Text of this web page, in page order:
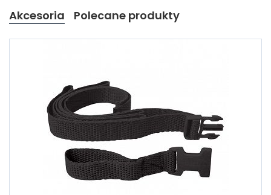
Akcesoria Polecane produkty